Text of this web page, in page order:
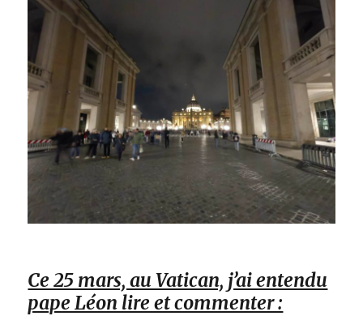
Ce 25 mars, au Vatican, j’ai entendu
pape Léon lire et commenter :